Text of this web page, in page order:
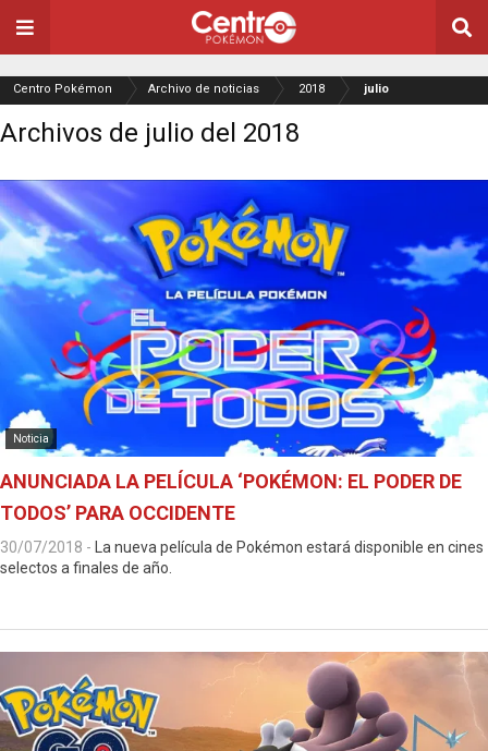
Centro Pokémon Archivo de noticias 2018 julio
Archivos de julio del 2018
Noticia
ANUNCIADA LA PELÍCULA ‘POKÉMON: EL PODER DE
TODOS’ PARA OCCIDENTE
30/07/2018 -
La nueva película de Pokémon estará disponible en cines
selectos a finales de año.